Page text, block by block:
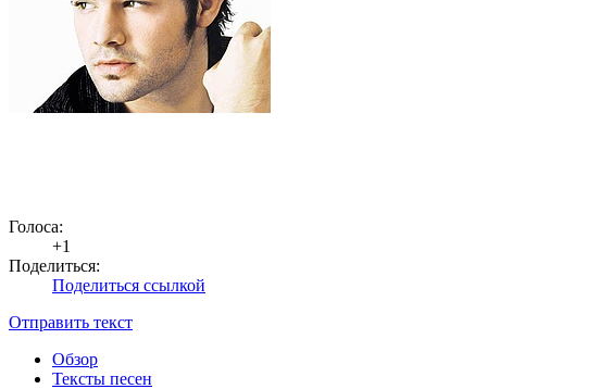
Голоса:
+1
Поделиться:
Поделиться ссылкой
Отправить текст
Обзор
Тексты песен